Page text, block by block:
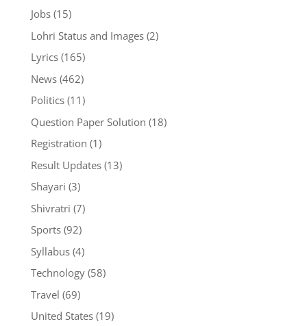
Jobs(15)
Lohri Status and Images(2)
Lyrics(165)
News(462)
Politics(11)
Question Paper Solution (18)
Registration (1)
Result Updates(13)
Shayari (3)
Shivratri (7)
Sports(92)
Syllabus(4)
Technology(58)
Travel (69)
United States(19)